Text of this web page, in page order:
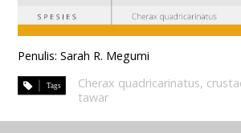
Penulis: Sarah R. Megumi
Cherax quadricarinatus,
tawar